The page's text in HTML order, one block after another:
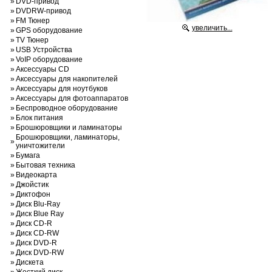
» DVDRW-привод
» FM Тюнер
»GPS оборудование
»TV Тюнер
» USB Устройства
»VoIP оборудование
»Аксессуары CD
»Аксессуары для накопителей
»Аксессуары для ноутбуков
»Аксессуары для фотоаппаратов
» Беспроводное оборудование
» Блок питания
» Брошюровщики и ламинаторы
» Брошюровщики, ламинаторы,
уничтожители
» Бумага
» Бытовая техника
» Видеокарта
»Джойстик
»Диктофон
»Диск Blu-Ray
»Диск Blue Ray
»Диск CD-R
»Диск CD-RW
»Диск DVD-R
»Диск DVD-RW
»Дискета
увеличить...